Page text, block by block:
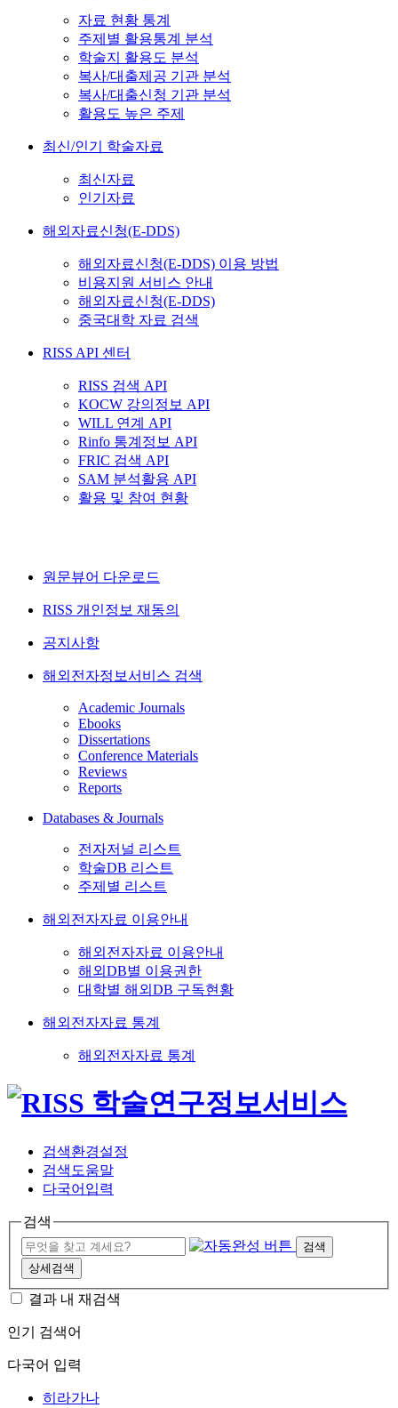
자료 현황 통계
주제별 활용통계 분석
학술지 활용도 분석
복사/대출제공 기관 분석
복사/대출신청 기관 분석
활용도 높은 주제
최신/인기 학술자료
최신자료
인기자료
해외자료신청(E-DDS)
해외자료신청(E-DDS) 이용 방법
비용지원 서비스 안내
해외자료신청(E-DDS)
중국대학 자료 검색
RISS API 센터
RISS 검색 API
KOCW 강의정보 API
WILL 연계 API
Rinfo 통계정보 API
FRIC 검색 API
SAM 분석활용 API
활용 및 참여 현황
원문뷰어 다운로드
RISS 개인정보 재동의
공지사항
해외전자정보서비스 검색
Academic Journals
Ebooks
Dissertations
Conference Materials
Reviews
Reports
Databases & Journals
전자저널 리스트
학술DB 리스트
주제별 리스트
해외전자자료 이용안내
해외전자자료 이용안내
해외DB별 이용권한
대학별 해외DB 구독현황
해외전자자료 통계
해외전자자료 통계
검색환경설정
검색도움말
다국어입력
검색
검색
상세검색
결과 내 재검색
인기 검색어
다국어 입력
히라가나